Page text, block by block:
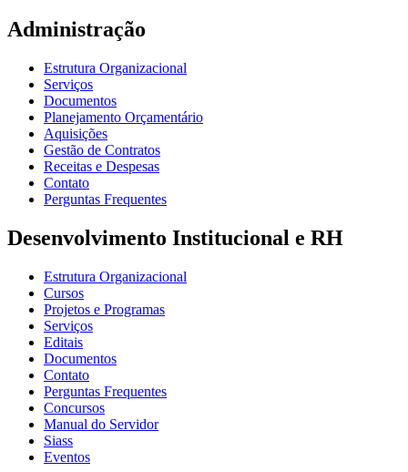
Administração
Estrutura Organizacional
Serviços
Documentos
Planejamento Orçamentário
Aquisições
Gestão de Contratos
Receitas e Despesas
Contato
Perguntas Frequentes
Desenvolvimento Institucional e RH
Estrutura Organizacional
Cursos
Projetos e Programas
Serviços
Editais
Documentos
Contato
Perguntas Frequentes
Concursos
Manual do Servidor
Siass
Eventos